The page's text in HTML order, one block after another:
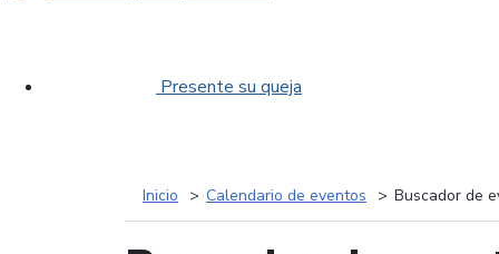
Presente su queja
Inicio Calendario de eventos Buscador de